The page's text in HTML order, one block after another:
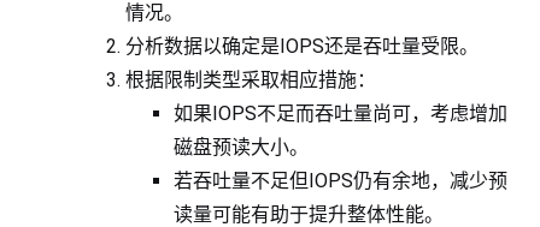
情况。
分析数据以确定是IOPS还是吞吐量受限。
根据限制类型采取相应措施：
如果IOPS不足而吞吐量尚可，考虑增加
磁盘预读大小。
若吞吐量不足但IOPS仍有余地，减少预
读量可能有助于提升整体性能。